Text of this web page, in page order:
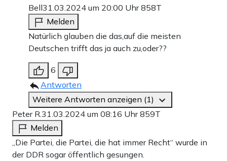
Bell31.03.2024 um 20:00 Uhr858T
Melden
Natürlich glauben die das,auf die meisten
Deutschen trifft das ja auch zu,oder??
6
Antworten
Weitere Antworten anzeigen (1)
Peter R.31.03.2024 um 08:16 Uhr859T
Melden
„Die Partei, die Partei, die hat immer Recht“ wurde in
der DDR sogar öffentlich gesungen.